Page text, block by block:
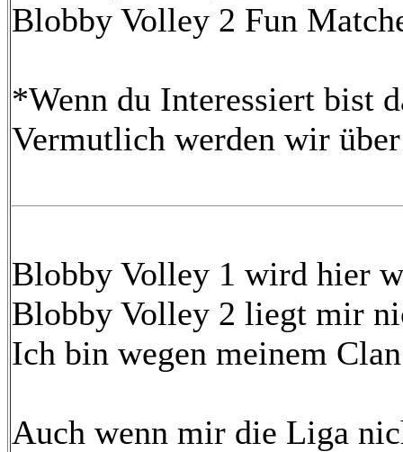
Blobby Volley 2 Fun
*Wenn du Interessiert bist
Vermutlich werden wir
Blobby Volley 1 wird hier
Blobby Volley 2 liegt mir
Ich bin wegen meinem
Auch wenn mir die Liga